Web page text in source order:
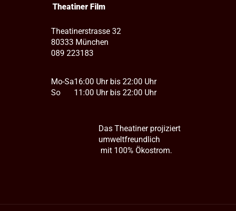
Theatiner Film
Theatinerstrasse 32
80333 München
089 223183
Mo-Sa
So
16:00 Uhr bis 22:00 Uhr
11:00 Uhr bis 22:00 Uhr
Das Theatiner projiziert
umweltfreundlich
mit 100% Ökostrom.